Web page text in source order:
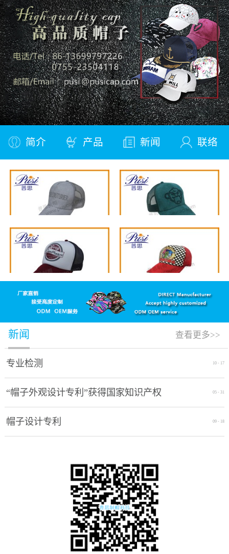
简介 产品 新闻 联络
新闻
专业检测 10 - 17
“帽子外观设计专利”获得国家知识产权
局授权通过
05 - 31
帽子设计专利 09 - 18
查看更多>>